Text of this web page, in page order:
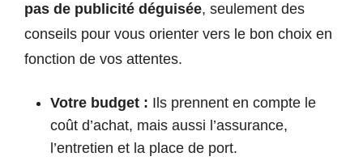
pas de publicité déguisée, seulement des
conseils pour vous orienter vers le bon choix en
fonction de vos attentes.
Votre budget : Ils prennent en compte le
coût d’achat, mais aussi l’assurance,
l’entretien et la place de port.